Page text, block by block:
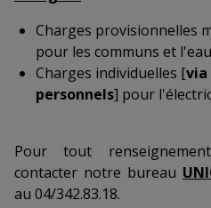
Charges provisionnelles
pour les communs et
Charges individuelles [via
personnels] pour
Pour tout
contacter notre bureau
au 04/342.83.18.